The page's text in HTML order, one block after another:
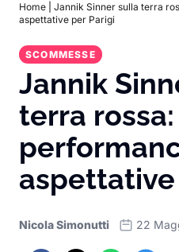
Home
Jannik Sinner sulla terra
aspettative per Parigi
SCOMMESSE
Jannik
terra rossa:
Nicola Simonutti 22